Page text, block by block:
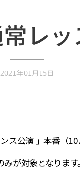
レ
2021年01月15日
ス公演 」本番（
が対象となります。